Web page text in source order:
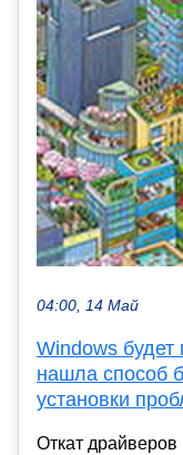
04:00, 14 Май
Windows
нашла способ
установки
Откат драйверов